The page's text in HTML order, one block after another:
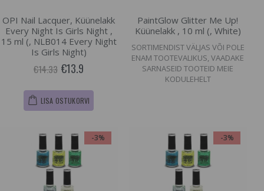
OPI Nail Lacquer, Küünelakk
Every Night Is Girls Night ,
15 ml (, NLB014 Every Night
Is Girls Night)
€14.33 €13.9
LISA OSTUKORVI
PaintGlow Glitter Me Up!
Küünelakk , 10 ml (, White)
SORTIMENDIST VÄLJAS VÕI POLE
ENAM TOOTEVALIKUS, VAADAKE
SARNASEID TOOTEID MEIE
KODULEHELT
-3% -3%